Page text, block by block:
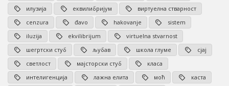
илузија
еквилибријум
виртуелна стварност
cenzura
đavo hakovanje
sistem
iluzija
ekvilibrijum
virtuelna stvarnost
шегртски стуб
љубав школа глуме
сјај
светлост
мајсторски стуб
класа
интелигенција
лажна елита моћ
каста